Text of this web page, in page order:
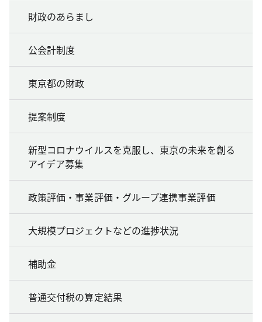
財政のあらまし
公会計制度
東京都の財政
提案制度
新型コロナウイルスを克服し、東京の未来を創る
アイデア募集
政策評価・事業評価・グループ連携事業評価
大規模プロジェクトなどの進捗状況
補助金
普通交付税の算定結果